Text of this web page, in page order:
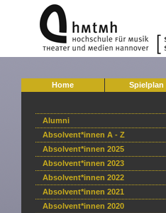
Home Spielplan
Alumni
Absolvent*innen A - Z
Absolvent*innen 2025
Absolvent*innen 2023
Absolvent*innen 2022
Absolvent*innen 2021
Absolvent*innen 2020